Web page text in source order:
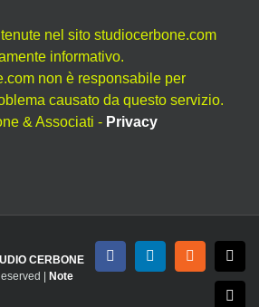
nel sito studiocerbone.com
informativo.
non è responsabile per
causato da questo servizio.
& Associati - Privacy
CERBONE
|
Note
FacebookLinkedInRss X